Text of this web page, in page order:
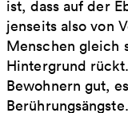
ist, dass auf der
jenseits also von
Menschen gleich
Hintergrund
Bewohnern gut,